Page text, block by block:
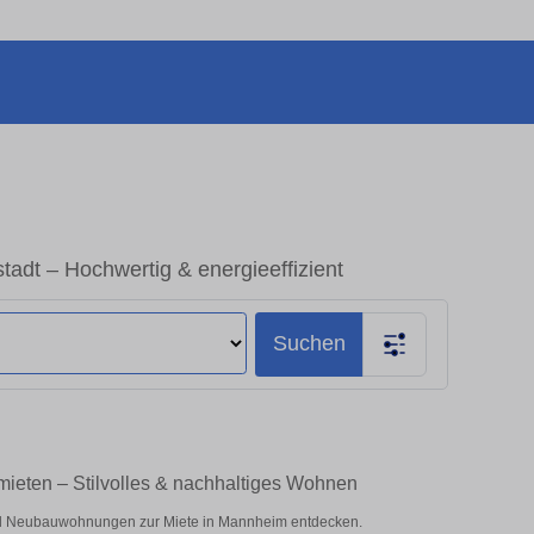
– Hochwertig & energieeffizient
Suchen
– Stilvolles & nachhaltiges Wohnen
zur Miete in Mannheim entdecken.